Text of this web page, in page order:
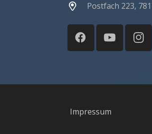
Postfach 223,
Impressum